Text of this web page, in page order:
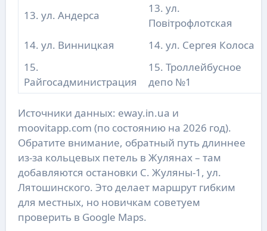
13. ул. Андерса
13. ул.
Повітрофлотская
14. ул. Винницкая
14. ул. Сергея Колоса
15.
Райгосадминистрация
15. Троллейбусное
депо №1
Источники данных: eway.in.ua и
moovitapp.com (по состоянию на 2026 год).
Обратите внимание, обратный путь длиннее
из-за кольцевых петель в Жулянах – там
добавляются остановки С. Жуляны-1, ул.
Лятошинского. Это делает маршрут гибким
для местных, но новичкам советуем
проверить в Google Maps.